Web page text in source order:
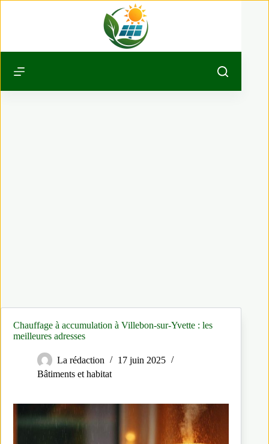
Chauffage à accumulation à Villebon-sur-Yvette : les
meilleures adresses
La rédaction
17 juin 2025
Bâtiments et habitat